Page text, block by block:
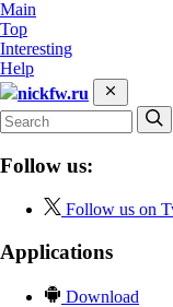
Main
Top
Interesting
Help
nickfw.ru
Follow us:
Follow us on
Applications
Download